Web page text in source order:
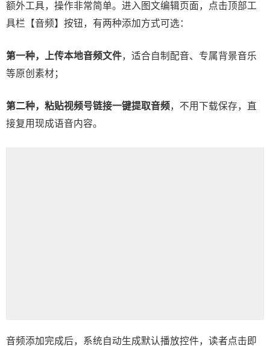
额外工具，操作非常简单。进入图文编辑页面，点击顶部工
具栏【音频】按钮，有两种添加方式可选：
第一种，上传本地音频文件，适合自制配音、专属背景音乐
等原创素材；
第二种，粘贴视频号链接一键提取音频，不用下载保存，直
接复用现成语音内容。
音频添加完成后，系统自动生成默认播放控件，读者点击即